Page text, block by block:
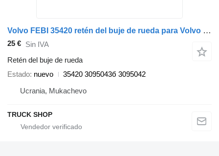
Volvo FEBI 35420 retén del buje de rueda para Volvo FH12 camión
25 € Sin IVA
Retén del buje de rueda
Estado nuevo
35420 3095043б 3095042
Ucrania, Mukachevo
TRUCK SHOP